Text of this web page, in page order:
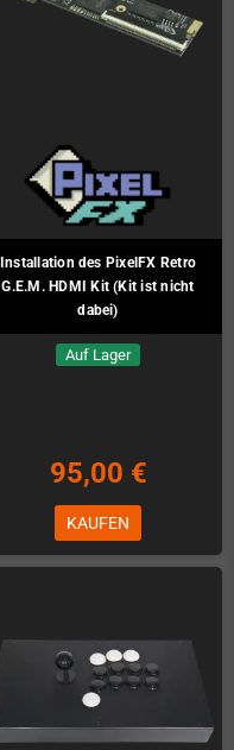
Installation des PixelFX Retro
G.E.M. HDMI Kit (Kit ist nicht
dabei)
Auf Lager
95,00 €
KAUFEN